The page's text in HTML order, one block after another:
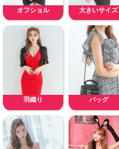
オフショル 大きいサイズ
羽織り バッグ